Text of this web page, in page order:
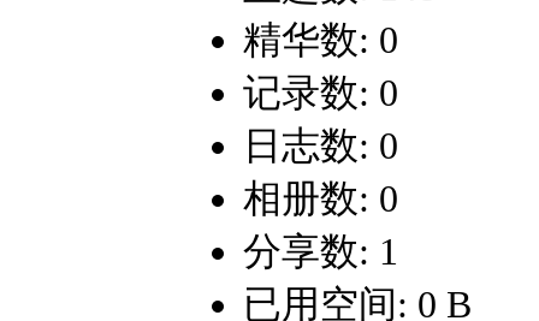
精华数: 0
记录数: 0
日志数: 0
相册数: 0
分享数: 1
已用空间: 0 B